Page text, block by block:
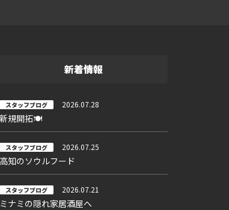
新着情報
スタッフブログ 2026.07.28
新規開拓🍽
スタッフブログ 2026.07.25
高知のソウルフード
スタッフブログ 2026.07.21
ミナミの隠れ家居酒屋へ